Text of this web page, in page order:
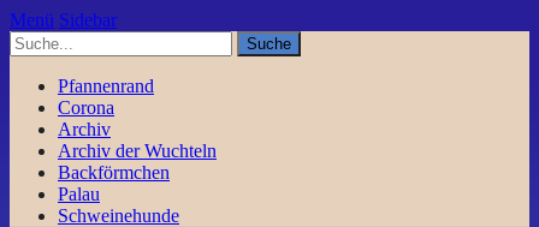
Menü Sidebar
Pfannenrand
Corona
Archiv
Archiv der Wuchteln
Backförmchen
Palau
Schweinehunde